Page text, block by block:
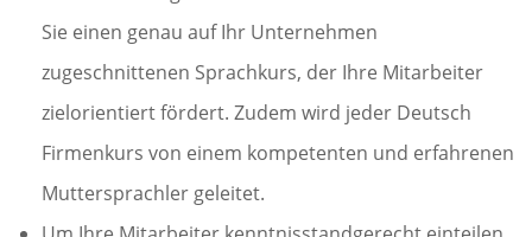
Sie einen genau auf Ihr Unternehmen
zugeschnittenen Sprachkurs, der Ihre Mitarbeiter
zielorientiert fördert. Zudem wird jeder Deutsch
Firmenkurs von einem kompetenten und erfahrenen
Muttersprachler geleitet.